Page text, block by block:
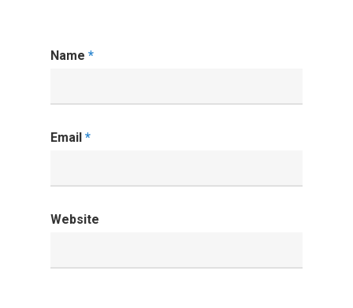
Name *
Email *
Website